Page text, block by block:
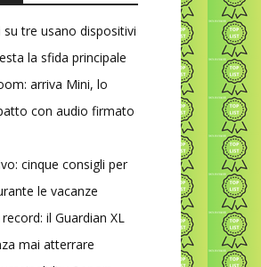
tre usano dispositivi
la sfida principale
arriva Mini, lo
con audio firmato
cinque consigli per
le vacanze
il Guardian XL
mai atterrare